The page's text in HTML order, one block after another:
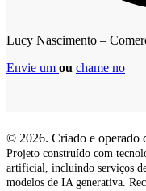
Lucy Nascimento –
Envie um ou chame no
© 2026. Criado e operado
Projeto construído com
artificial, incluindo serviços
modelos de IA generativa.